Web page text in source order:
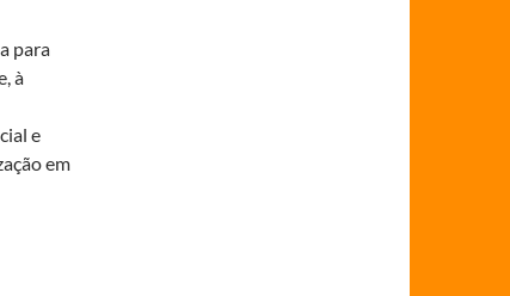
para
à
e
em